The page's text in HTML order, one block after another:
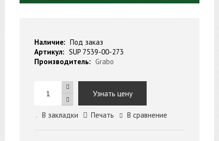
Наличие: Под заказ
Артикул: SUP 7539-00-273
Производитель: Grabo
Узнать цену
В закладки Печать В сравнение